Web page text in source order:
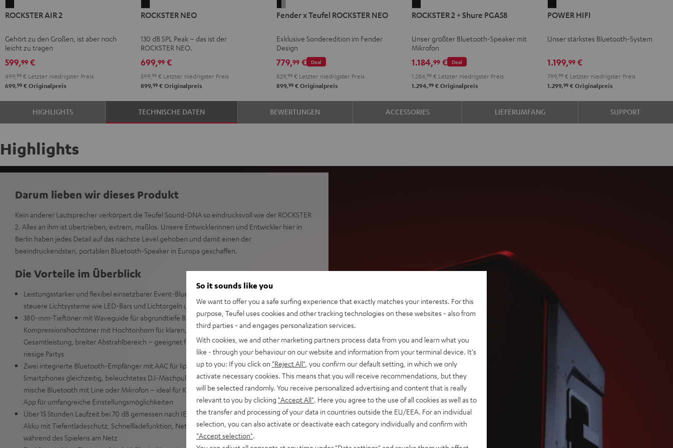
AIR
Schwarz
ROCKSTER AIR 2
Gehört zu den Großen, ist aber noch
leicht zu tragen
599,99 €
499, 99 € Letzter niedrigster Preis
699,99 € Originalpreis
NEO
ROCKSTER NEO
130 dB SPL Peak – das ist der
ROCKSTER NEO.
699,99€
599, 99€Letzter niedrigster Preis
899,99€Originalpreis
x
ROCKSTER
NEO
Black
&
Steel
Fender x Teufel ROCKSTER NEO
Exklusive Sonderedition im Fender
Design
Deal
779,99€
829, 99€Letzter niedrigster Preis
899,99€Originalpreis
2
Shure
PGA58
Schwarz
ROCKSTER 2 + Shure PGA58
Unser größter Bluetooth-Speaker mit
Mikrofon
Deal
1.184,99 €
1.284,99 € Letzter niedrigster Preis
1.294,99 € Originalpreis
HIFI
POWER HIFI
Unser stärkstes Bluetooth-System
1.199,99 €
799,99 € Letzter niedrigster Preis
1.299,99 € Originalpreis
HIGHLIGHTS TECHNISCHE DATEN BEWERTUNGEN ACCESSORIES LIEFERUMFANG SUPPORT
Highlights
Darum lieben wir dieses Produkt
Kein anderer Lautsprecher verkörpert die Teufel Sound-DNA so eindrucksvoll wie der ROCKSTER
2. Alles an ihm ist übertrieben, extrem, maßlos. Unsere Entwicklerinnen und Entwickler hier in
Berlin haben jedes Detail auf das nächste Level gehoben und damit einen der
beeindruckendsten, portablen Bluetooth-Speaker in Europa geschaffen.
Die Vorteile im Überblick
Leistungsstarker und flexibel einsetzbarer Event-Bluetooth-Speaker mit DMX-Control –
steuere Lichtsysteme wie LED-Bars und Lichtorgeln und synchronisiere sie zu deiner Musik
380-mm-Tieftöner mit Waveguide für abgrundtiefe Bässe bis 36 Hz (- 6 dB), hochbelastbarer
Kompressionshochtöner mit Hochtonhorn für klaren, fein aufgelösten Sound, 440 Watt (RMS)
Gesamtleistung, breiter Abstrahlbereich – geeignet für Live-Musik, Performances, Reden und
riesige Partys
Zwei integrierte Bluetooth-Empfänger mit AAC für lippensynchrone Wiedergabe, kopple zwei
Smartphones gleichzeitig, beleuchtetes DJ-Mischpult: erstelle Übergänge zwischen Songs,
mische Bluetooth mit Line oder Mikrofon – ideal für Karaoke, Kopfhörerausgang, Teufel Go
App für umfangreiche Einstellungsmöglichkeiten
Über 15 Stunden Laufzeit bei 70 dB gemessen nach IEC-Norm, wechselbarer Hochleistungs-
Akku mit Tiefentladeschutz, Schnellladefunktion, Netzbetrieb auch ohne Akku, Akku lädt auch
während des Spielens am Netz
So it sounds like you
We want to offer you a safe surfing experience that exactly matches your interests. For this
purpose, Teufel uses cookies and other tracking technologies on these websites - also from
third parties - and engages personalization services.
With cookies, we and other marketing partners process data from you and learn what you
like - through your behaviour on our website and information from your terminal device. It's
up to you: If you click on "Reject All" , you confirm our default setting, in which we only
activate necessary cookies. This means that you will receive recommendations, but they
will be selected randomly. You receive personalized advertising and content that is really
relevant to you by clicking "Accept All" . Here you agree to the use of all cookies as well as to
the transfer and processing of your data in countries outside the EU/EEA. For an individual
selection, you can also activate or deactivate each category individually and confirm with
"Accept selection"